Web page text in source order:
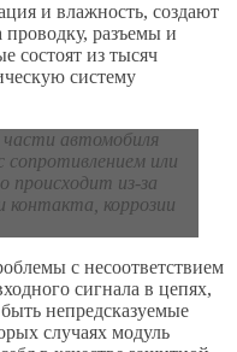
и влажность, создают
разъемы и
состоят из тысяч
систему
части автомобиля
сопротивлением или
происходит из-за
контакта, коррозии
с несоответствием
сигнала в цепях,
непредсказуемые
случаях модуль